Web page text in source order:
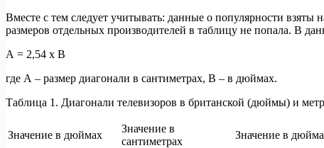
Вместе с тем следует учитывать: данные о популярности взяты
размеров отдельных производителей в таблицу не попала. В
А = 2,54 х В
где А – размер диагонали в сантиметрах, В – в дюймах.
Таблица 1. Диагонали телевизоров в британской (дюймы) и
Значение в дюймах
Значение в
сантиметрах
Значение в